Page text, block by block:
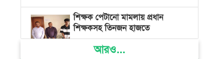
শিক্ষক পেটানো মামলায় প্রধান
শিক্ষকসহ তিনজন হাজতে
আরও...